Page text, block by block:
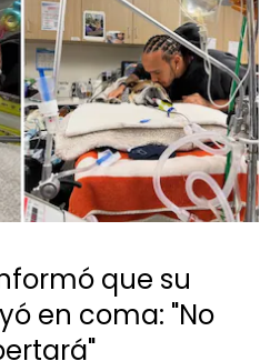
que su
en coma: "No